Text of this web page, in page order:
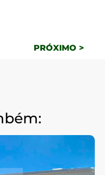
PRÓXIMO >